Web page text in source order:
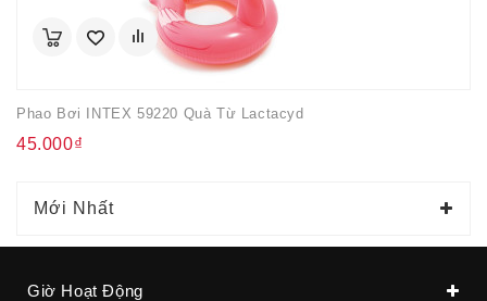
Phao Bơi INTEX 59220 Quà Từ Lactacyd
45.000₫
Mới Nhất
Giờ Hoạt Động